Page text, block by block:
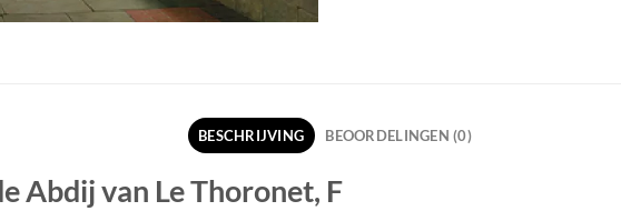
BESCHRIJVING BEOORDELINGEN (0)
Abdij van Le Thoronet, F